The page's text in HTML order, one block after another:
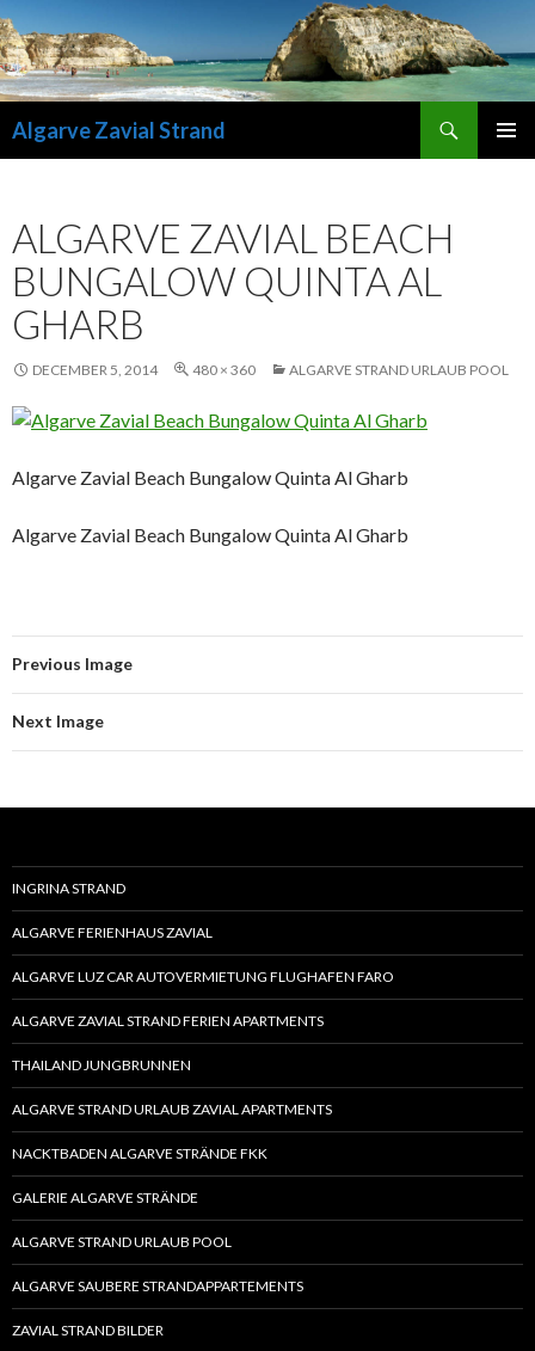
Algarve Zavial Strand
ALGARVE ZAVIAL BEACH
BUNGALOW QUINTA AL
GHARB
DECEMBER 5, 2014 480 × 360 ALGARVE STRAND URLAUB POOL
Algarve Zavial Beach Bungalow Quinta Al Gharb
Algarve Zavial Beach Bungalow Quinta Al Gharb
Previous Image
Next Image
INGRINA STRAND
ALGARVE FERIENHAUS ZAVIAL
ALGARVE LUZ CAR AUTOVERMIETUNG FLUGHAFEN FARO
ALGARVE ZAVIAL STRAND FERIEN APARTMENTS
THAILAND JUNGBRUNNEN
ALGARVE STRAND URLAUB ZAVIAL APARTMENTS
NACKTBADEN ALGARVE STRÄNDE FKK
GALERIE ALGARVE STRÄNDE
ALGARVE STRAND URLAUB POOL
ALGARVE SAUBERE STRANDAPPARTEMENTS
ZAVIAL STRAND BILDER